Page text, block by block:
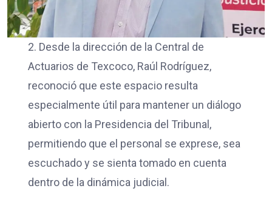
2. Desde la dirección de la Central de
Actuarios de Texcoco, Raúl Rodríguez,
reconoció que este espacio resulta
especialmente útil para mantener un diálogo
abierto con la Presidencia del Tribunal,
permitiendo que el personal se exprese, sea
escuchado y se sienta tomado en cuenta
dentro de la dinámica judicial.